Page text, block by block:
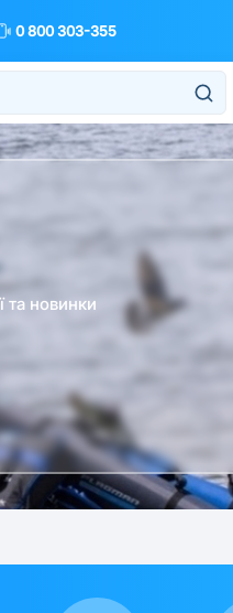
0 800 303-355
та новинки